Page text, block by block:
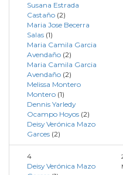
Susana Estrada
Castaño (2)
Maria Jose Becerra
Salas (1)
Maria Camila Garcia
Avendaño (2)
Maria Camila Garcia
Avendaño (2)
Melissa Montero
Montero (1)
Dennis Yarledy
Ocampo Hoyos (2)
Deisy Verónica Mazo
Garces (2)
4
Deisy Verónica Mazo